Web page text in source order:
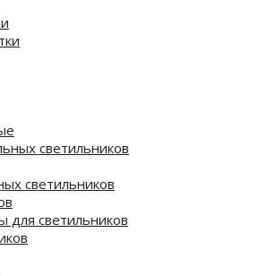
светильников
светильников
для светильников